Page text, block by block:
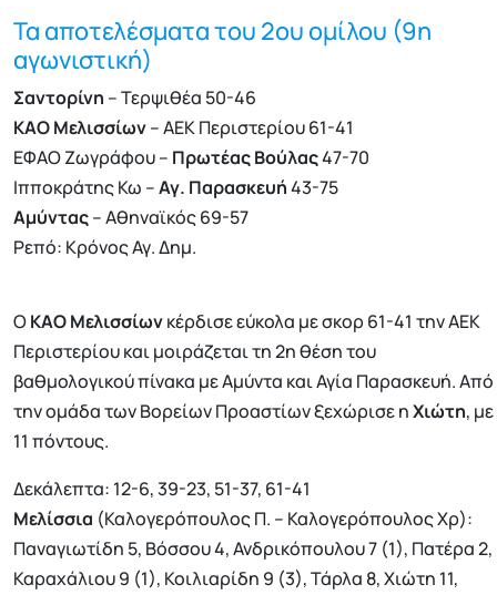
Τα αποτελέσματα του 2ου ομίλου (9η
αγωνιστική)
Σαντορίνη – Τερψιθέα 50-46
ΚΑΟ Μελισσίων– ΑΕΚ Περιστερίου 61-41
ΕΦΑΟ Ζωγράφου – Πρωτέας Βούλας47-70
Ιπποκράτης Κω –Αγ. Παρασκευή43-75
Αμύντας– Αθηναϊκός 69-57
Ρεπό: Κρόνος Αγ. Δημ.
ΟΚΑΟ Μελισσίωνκέρδισε εύκολα με σκορ 61-41 την ΑΕΚ
Περιστερίου και μοιράζεται τη 2η θέση του
βαθμολογικού πίνακα με Αμύντα και Αγία Παρασκευή. Από
την ομάδα των Βορείων Προαστίων ξεχώρισε ηΧιώτη, με
11 πόντους.
Δεκάλεπτα: 12-6, 39-23, 51-37, 61-41
Μελίσσια (Καλογερόπουλος Π. – Καλογερόπουλος Χρ):
Παναγιωτίδη 5, Βόσσου 4, Ανδρικόπουλου 7 (1), Πατέρα 2,
Καραχάλιου 9 (1), Κοιλιαρίδη 9 (3), Τάρλα 8, Χιώτη 11,